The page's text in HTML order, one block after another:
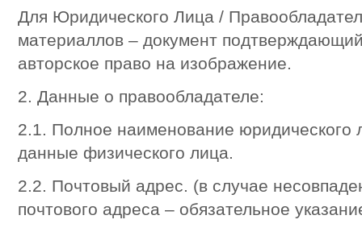
Для Юридического Лица /
материаллов – документ
авторское право на изображение.
2. Данные о правообладателе:
2.1. Полное наименование юридического
данные физического лица.
2.2. Почтовый адрес. (в случае
почтового адреса – обязательное